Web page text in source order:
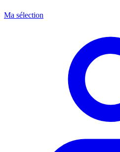
Ma sélection